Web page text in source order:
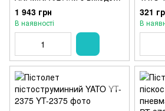
під ємність
1 943 грн
В наявності
321
В